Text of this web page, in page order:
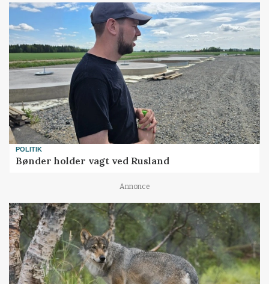
POLITIK
Bønder holder vagt ved Rusland
Annonce